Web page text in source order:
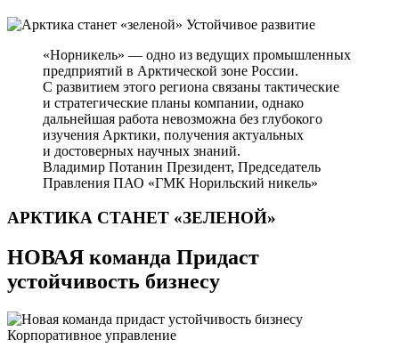
Устойчивое развитие
«Норникель» — одно из ведущих промышленных
предприятий в Арктической зоне России.
С развитием этого региона связаны тактические
и стратегические планы компании, однако
дальнейшая работа невозможна без глубокого
изучения Арктики, получения актуальных
и достоверных научных знаний.
Владимир Потанин Президент, Председатель
Правления ПАО «ГМК Норильский никель»
АРКТИКА СТАНЕТ «ЗЕЛЕНОЙ»
НОВАЯ команда Придаст
устойчивость бизнесу
Корпоративное управление